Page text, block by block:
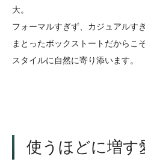
大。
フォーマルすぎず、カジュアルす
まとったボックストートだからこ
スタイルに自然に寄り添います。
使うほどに増す